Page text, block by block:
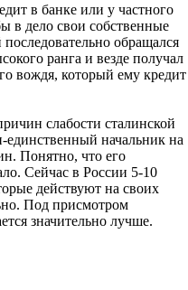
в банке или у частного
в дело свои собственные
обращался
ранга и везде получал
вождя, который ему кредит
слабости сталинской
начальник на
Понятно, что его
Сейчас в России 5-10
действуют на своих
Под присмотром
значительно лучше.